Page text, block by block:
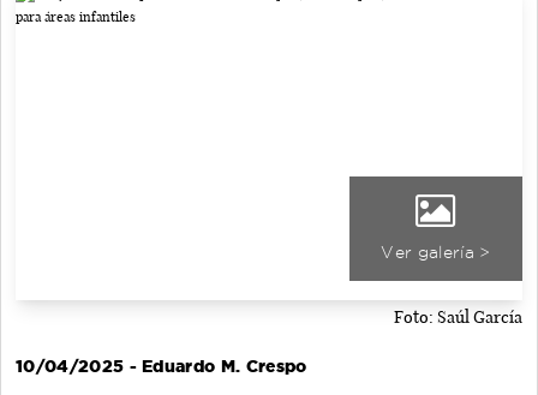
Ver galería >
Foto: Saúl García
10/04/2025 - Eduardo M. Crespo